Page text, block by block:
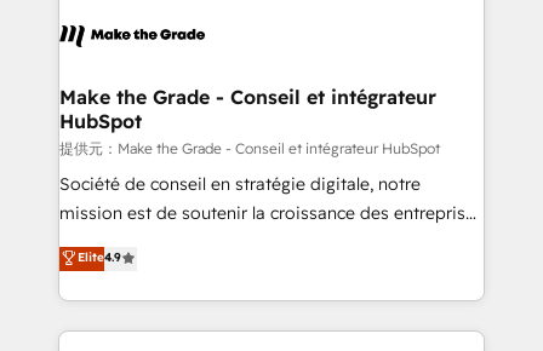
new HubSpot portal with Advanced Website and
CRM Migrations using our in-house "HubScrub" Tool.
worldwide, and with over 15 years in the ecosystem,
One company, one operating model, delivering
across offices and consulting teams in the UK, USA,
Canada, Germany, France, Belgium, Singapore, and
South Africa. Certified compliant with ISO/IEC
27001:2022 and ISO 9001:2015 across all seven
Make the Grade - Conseil et intégrateur
HubSpot
提供元：Make the Grade - Conseil et intégrateur HubSpot
Société de conseil en stratégie digitale, notre
mission est de soutenir la croissance des entreprises
B2B à travers l’acquisition de nouveaux clients,
l'intégration CRM et le développement des revenus
auprès de vos comptes existants. En France et à
l'international, nous travaillons avec des ETI
Elite4.9